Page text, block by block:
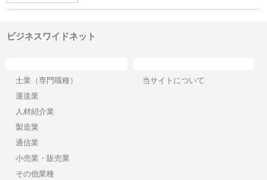
ビジネスワイドネット
士業（専門職種）
運送業
人材紹介業
製造業
通信業
小売業・販売業
その他業種
当サイトについて